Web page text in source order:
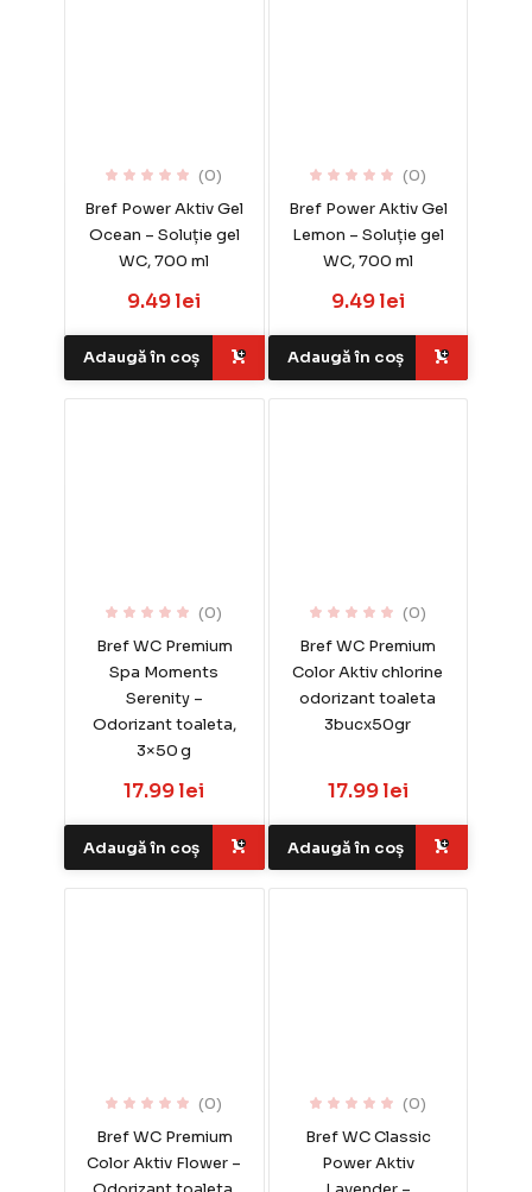
(0)
Bref Power Aktiv Gel
Ocean – Soluție gel
WC, 700 ml
9.49 lei
Adaugă în coș
(0)
Bref Power Aktiv Gel
Lemon – Soluție gel
WC, 700 ml
9.49 lei
Adaugă în coș
(0)
Bref WC Premium
Spa Moments
Serenity –
Odorizant toaleta,
3×50 g
17.99 lei
Adaugă în coș
(0)
Bref WC Premium
Color Aktiv chlorine
odorizant toaleta
3bucx50gr
17.99 lei
Adaugă în coș
(0)
Bref WC Premium
Color Aktiv Flower –
(0)
Bref WC Classic
Power Aktiv